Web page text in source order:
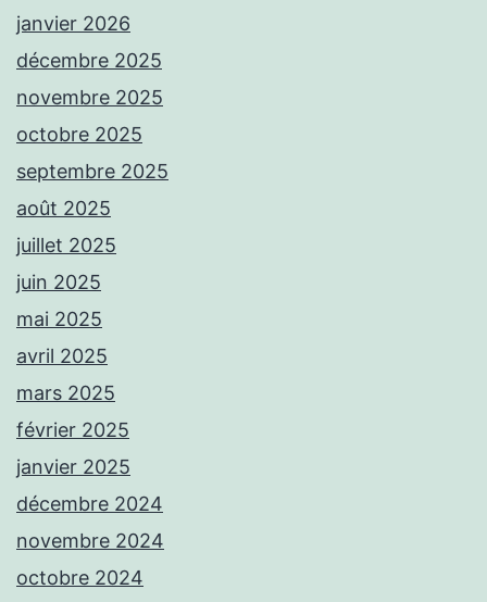
janvier 2026
décembre 2025
novembre 2025
octobre 2025
septembre 2025
août 2025
juillet 2025
juin 2025
mai 2025
avril 2025
mars 2025
février 2025
janvier 2025
décembre 2024
novembre 2024
octobre 2024